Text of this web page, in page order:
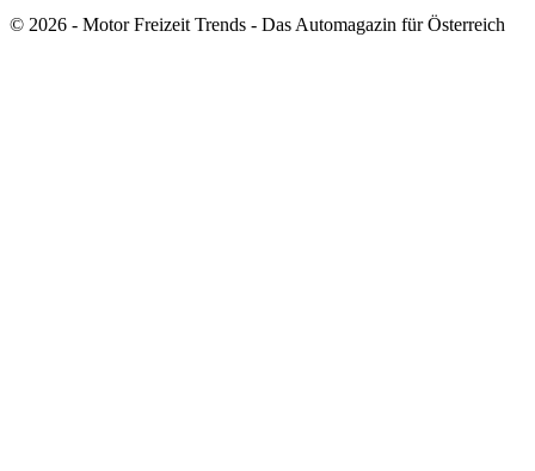
© 2026 - Motor Freizeit Trends - Das Automagazin für Österreich